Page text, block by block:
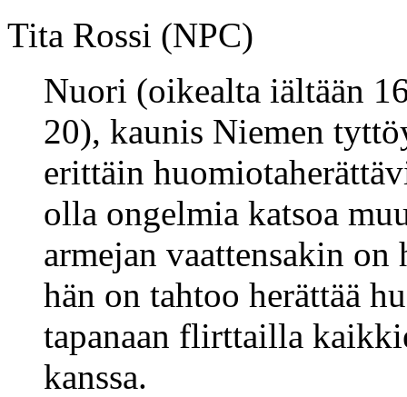
Tita Rossi (NPC)
Nuori (oikealta iältään
20), kaunis Niemen
erittäin
olla ongelmia katsoa
armejan vaattensakin
hän on tahtoo herättää
tapanaan flirttailla
kanssa.